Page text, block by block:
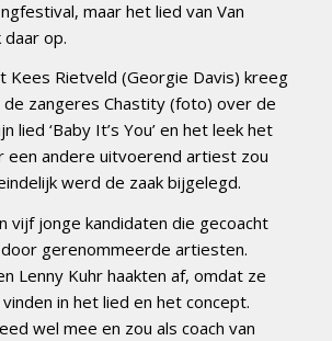
maar het lied van Van
op.
Kees Rietveld (Georgie Davis) kreeg
zangeres Chastity (foto) over de
lied ‘Baby It’s You’ en het leek het
een andere uitvoerend artiest zou
werd de zaak bijgelegd.
vijf jonge kandidaten die gecoacht
gerenommeerde artiesten.
Lenny Kuhr haakten af, omdat ze
in het lied en het concept.
wel mee en zou als coach van